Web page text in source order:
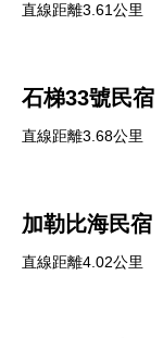
直線距離3.61公里
石梯33號民宿
直線距離3.68公里
加勒比海民宿
直線距離4.02公里